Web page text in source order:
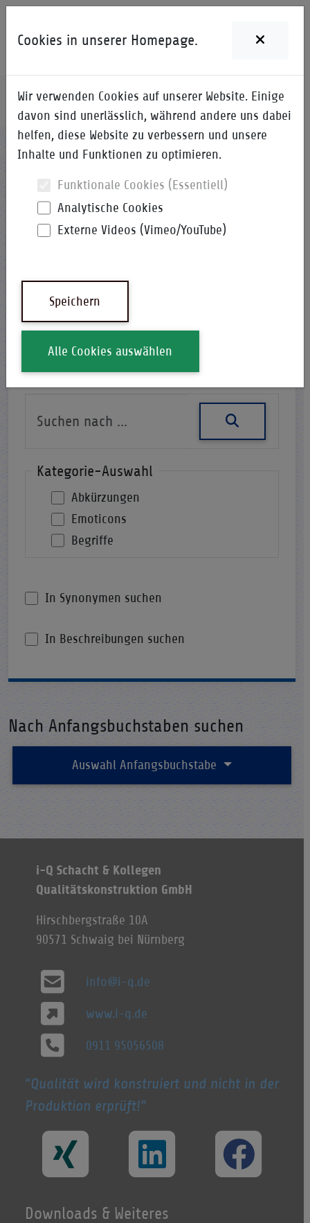
Home i-Qpedia Detail zum Begriff
Integration
i-Qpedia
Nach einer Abkürzung suchen
Kategorie-Auswahl
Abkürzungen
Emoticons
Begriffe
In Synonymen suchen
In Beschreibungen suchen
Nach Anfangsbuchstaben suchen
Auswahl Anfangsbuchstabe
i-Q Schacht & Kollegen
Qualitätskonstruktion GmbH
Hirschbergstraße 10A
90571 Schwaig bei Nürnberg
info@i-q.de
www.i-q.de
0911 95056508
Qualität wird konstruiert und nicht in der
Produktion erprüft!
Downloads & Weiteres
Cookies in unserer Homepage.
Wir verwenden Cookies auf unserer Website. Einige
davon sind unerlässlich, während andere uns dabei
helfen, diese Website zu verbessern und unsere
Inhalte und Funktionen zu optimieren.
Funktionale Cookies (Essentiell)
Analytische Cookies
Externe Videos (Vimeo/YouTube)
Speichern
Alle Cookies auswählen